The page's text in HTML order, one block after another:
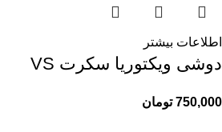
اطلاعات بیشتر
دوشی ویکتوریا سکرت VS
750,000 تومان